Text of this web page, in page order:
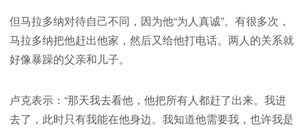
但马拉多纳对待自己不同，因为他“为人真诚”。有很多次，
马拉多纳把他赶出他家，然后又给他打电话。两人的关系就
好像暴躁的父亲和儿子。
卢克表示：“那天我去看他，他把所有人都赶了出来。我进
去了，此时只有我能在他身边。我知道他需要我，也许我是